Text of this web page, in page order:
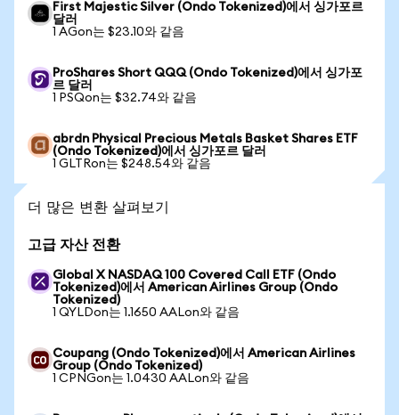
First Majestic Silver (Ondo Tokenized)에서 싱가포르
달러
1 AGon는 $23.10와 같음
ProShares Short QQQ (Ondo Tokenized)에서 싱가포
르 달러
1 PSQon는 $32.74와 같음
abrdn Physical Precious Metals Basket Shares ETF
(Ondo Tokenized)에서 싱가포르 달러
1 GLTRon는 $248.54와 같음
더 많은 변환 살펴보기
고급 자산 전환
Global X NASDAQ 100 Covered Call ETF (Ondo
Tokenized)에서 American Airlines Group (Ondo
Tokenized)
1 QYLDon는 1.1650 AALon와 같음
Coupang (Ondo Tokenized)에서 American Airlines
Group (Ondo Tokenized)
1 CPNGon는 1.0430 AALon와 같음